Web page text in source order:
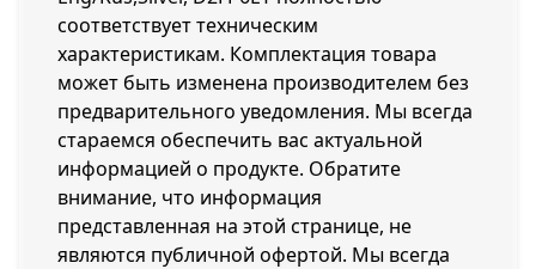
соответствует техническим
характеристикам. Комплектация товара
может быть изменена производителем без
предварительного уведомления. Мы всегда
стараемся обеспечить вас актуальной
информацией о продукте. Обратите
внимание, что информация
представленная на этой странице, не
являются публичной офертой. Мы всегда